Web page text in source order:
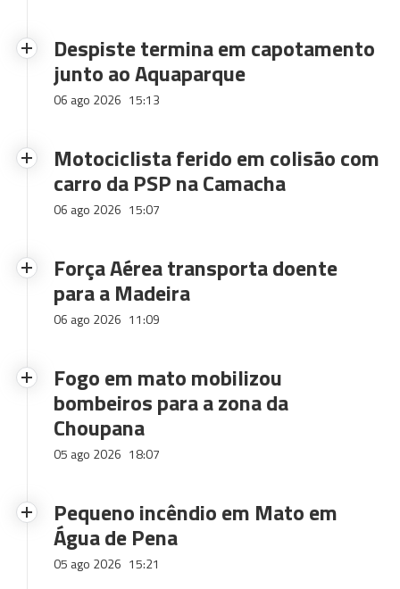
Despiste termina em capotamento
junto ao Aquaparque
06 ago 2026 15:13
Motociclista ferido em colisão com
carro da PSP na Camacha
06 ago 2026 15:07
Força Aérea transporta doente
para a Madeira
06 ago 2026 11:09
Fogo em mato mobilizou
bombeiros para a zona da
Choupana
05 ago 2026 18:07
Pequeno incêndio em Mato em
Água de Pena
05 ago 2026 15:21